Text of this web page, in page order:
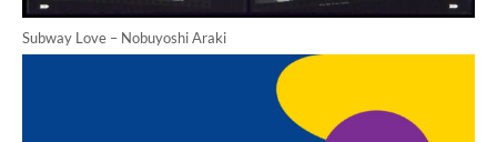
Subway Love – Nobuyoshi Araki